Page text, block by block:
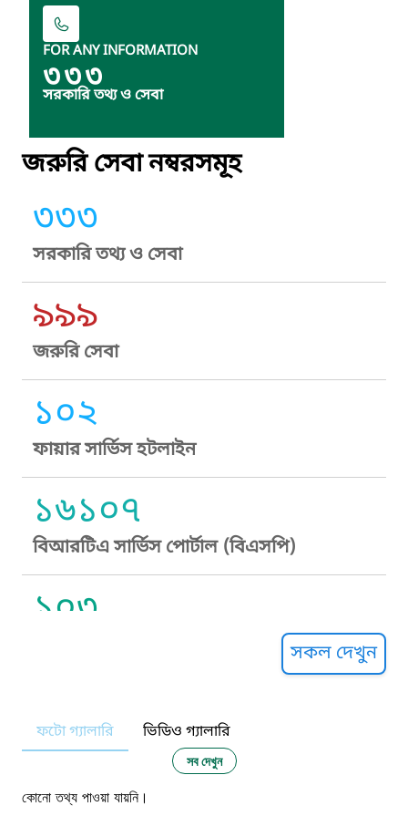
FOR ANY INFORMATION
৩৩৩
সরকারি তথ্য ও সেবা
জরুরি সেবা নম্বরসমূহ
৩৩৩
সরকারি তথ্য ও সেবা
৯৯৯
জরুরি সেবা
১০২
ফায়ার সার্ভিস হটলাইন
১৬১০৭
বিআরটিএ সার্ভিস পোর্টাল (বিএসপি)
১০৩
নারী ও শিশু নির্যাতন প্রতিরোধ
১০৬
সকল দেখুন
ফটো গ্যালারি ভিডিও গ্যালারি
সব দেখুন
কোনো তথ্য পাওয়া যায়নি।